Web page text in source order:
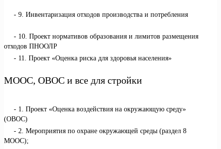
9. Инвентаризация отходов производства и потребления
10. Проект нормативов образования и лимитов размещения
отходов ПНООЛР
11. Проект «Оценка риска для здоровья населения»
МООС, ОВОС и все для стройки
1. Проект «Оценка воздействия на окружающую среду»
(ОВОС)
2. Мероприятия по охране окружающей среды (раздел 8
МООС);